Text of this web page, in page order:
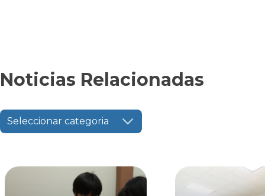
Noticias Relacionadas
Seleccionar categoria